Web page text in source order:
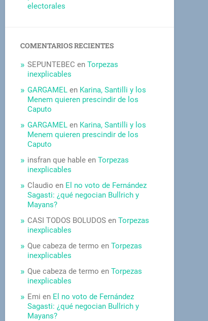
electorales
COMENTARIOS RECIENTES
SEPUNTEBEC enTorpezas
inexplicables
GARGAMEL en Karina, Santilli y los
Menem quieren prescindir de los
Caputo
GARGAMEL en Karina, Santilli y los
Menem quieren prescindir de los
Caputo
insfran que hable enTorpezas
inexplicables
Claudio en El no voto de Fernández
Sagasti: ¿qué negocian Bullrich y
Mayans?
CASI TODOS BOLUDOS enTorpezas
inexplicables
Que cabeza de termo enTorpezas
inexplicables
Que cabeza de termo enTorpezas
inexplicables
Emi en El no voto de Fernández
Sagasti: ¿qué negocian Bullrich y
Mayans?